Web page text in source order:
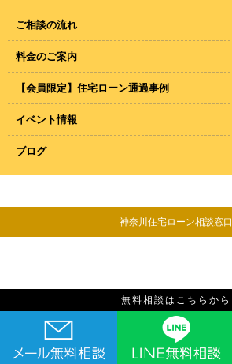
ご相談の流れ
料金のご案内
【会員限定】住宅ローン通過事例
イベント情報
ブログ
神奈川住宅ローン相談窓口
無料相談はこちらから